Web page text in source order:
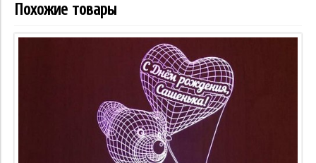
Похожие товары